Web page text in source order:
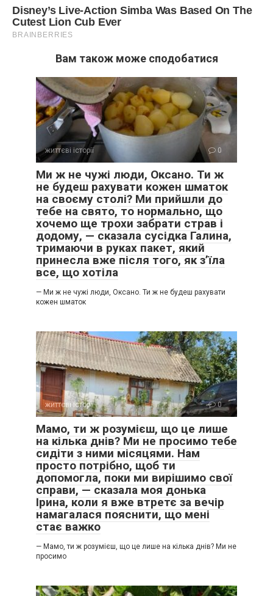
Вам також може сподобатися
життєві історії 0
Ми ж не чужі люди, Оксано. Ти ж
не будеш рахувати кожен шматок
на своєму столі? Ми прийшли до
тебе на свято, то нормально, що
хочемо ще трохи забрати страв і
додому, — сказала сусідка Галина,
тримаючи в руках пакет, який
принесла вже після того, як з’їла
все, що хотіла
— Ми ж не чужі люди, Оксано. Ти ж не будеш рахувати
кожен шматок
життєві історії 0
Мамо, ти ж розумієш, що це лише
на кілька днів? Ми не просимо тебе
сидіти з ними місяцями. Нам
просто потрібно, щоб ти
допомогла, поки ми вирішимо свої
справи, — сказала моя донька
Ірина, коли я вже втретє за вечір
намагалася пояснити, що мені
стає важко
— Мамо, ти ж розумієш, що це лише на кілька днів? Ми не
просимо